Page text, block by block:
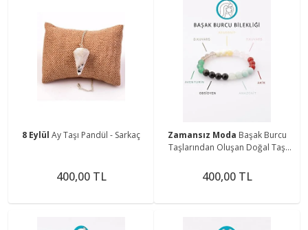
8 Eylül Ay Taşı Pandül - Sarkaç
400,00 TL
Zamansız Moda Başak Burcu
Taşlarından Oluşan Doğal Taş
Bilekliği
400,00 TL